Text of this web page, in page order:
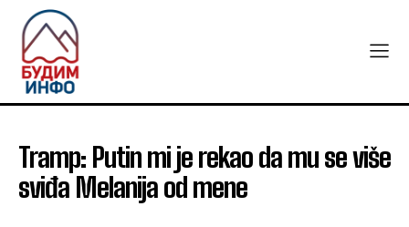
Tramp: Putin mi je rekao da mu se više
sviđa Melanija od mene